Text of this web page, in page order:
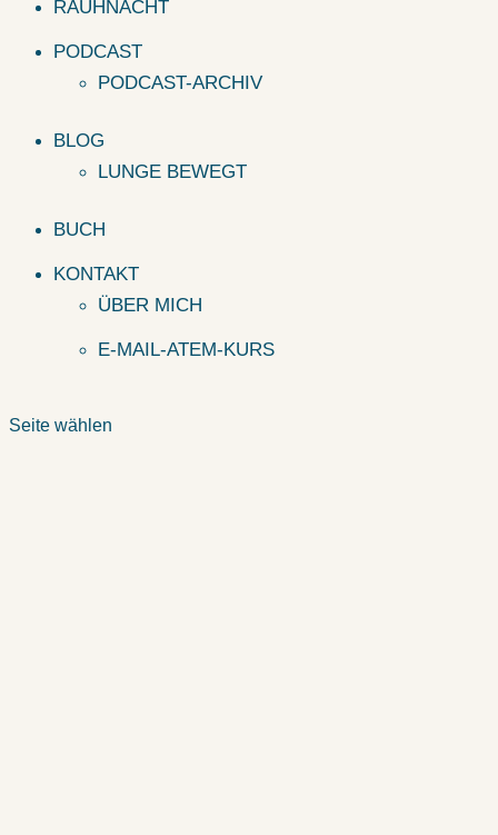
RAUHNACHT
PODCAST
PODCAST-ARCHIV
BLOG
LUNGE BEWEGT
BUCH
KONTAKT
ÜBER MICH
E-MAIL-ATEM-KURS
Seite wählen